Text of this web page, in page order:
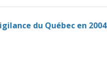
du Québec en 2004